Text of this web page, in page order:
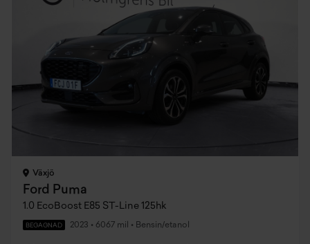
Växjö
Ford Puma
1.0 EcoBoost E85 ST-Line 125hk
BEGAGNAD 2023 • 6067 mil • Bensin/etanol